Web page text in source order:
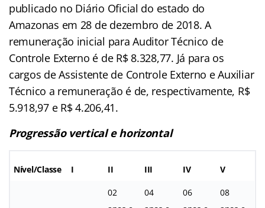
publicado no Diário Oficial do estado do
Amazonas em 28 de dezembro de 2018. A
remuneração inicial para Auditor Técnico de
Controle Externo é de R$ 8.328,77. Já para os
cargos de Assistente de Controle Externo e Auxiliar
Técnico a remuneração é de, respectivamente, R$
5.918,97 e R$ 4.206,41.
Progressão vertical e horizontal
Nível/Classe I II III IV V
02
04
06
08